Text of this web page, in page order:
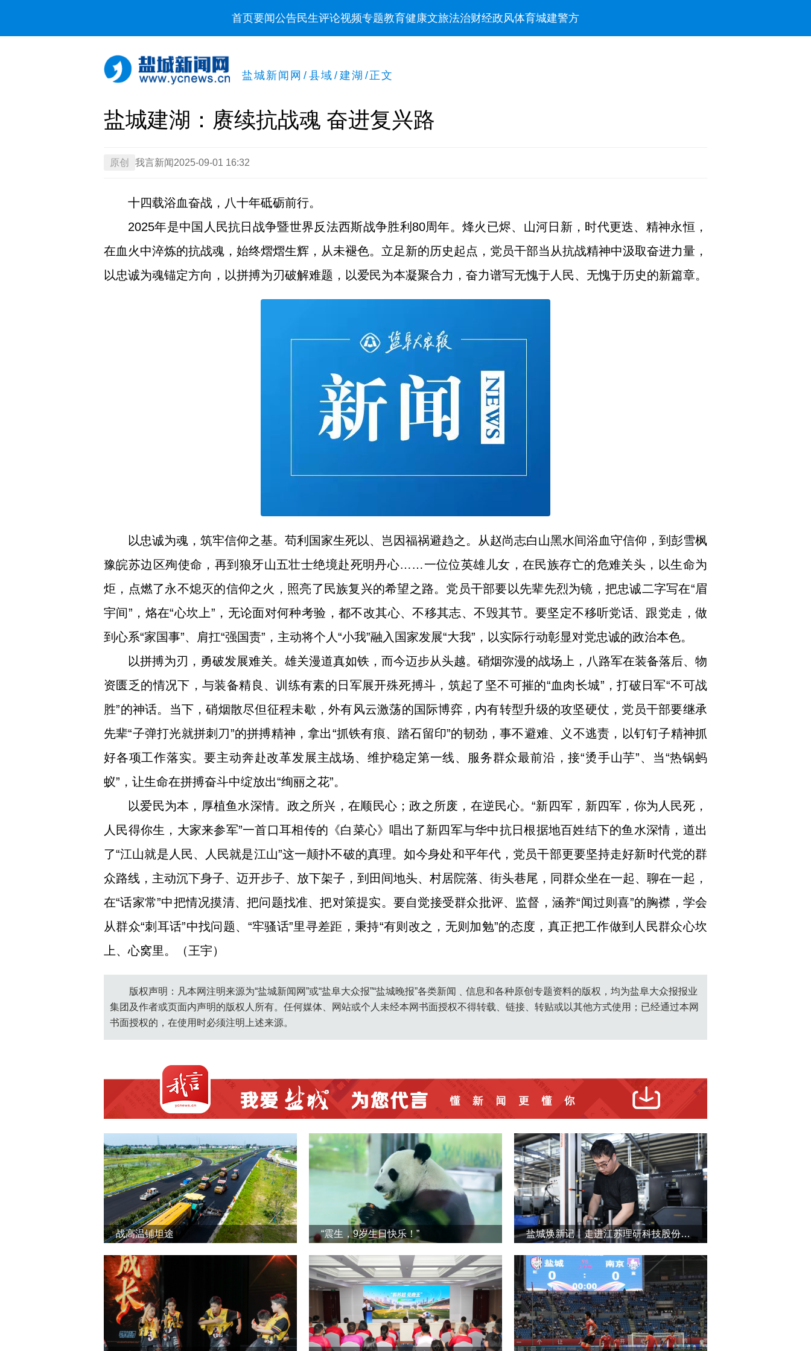
首页要闻公告民生评论视频专题教育健康文旅法治财经政风体育城建警方
盐城新闻网 / 县域 / 建湖 /正文
盐城建湖：赓续抗战魂 奋进复兴路
原创 我言新闻 2025-09-01 16:32
十四载浴血奋战，八十年砥砺前行。
2025年是中国人民抗日战争暨世界反法西斯战争胜利80周年。烽火已烬、山河日新，时代更迭、精神永恒，
在血火中淬炼的抗战魂，始终熠熠生辉，从未褪色。立足新的历史起点，党员干部当从抗战精神中汲取奋进力量，
以忠诚为魂锚定方向，以拼搏为刃破解难题，以爱民为本凝聚合力，奋力谱写无愧于人民、无愧于历史的新篇章。
以忠诚为魂，筑牢信仰之基。苟利国家生死以、岂因福祸避趋之。从赵尚志白山黑水间浴血守信仰，到彭雪枫
豫皖苏边区殉使命，再到狼牙山五壮士绝境赴死明丹心……一位位英雄儿女，在民族存亡的危难关头，以生命为
炬，点燃了永不熄灭的信仰之火，照亮了民族复兴的希望之路。党员干部要以先辈先烈为镜，把忠诚二字写在“眉
宇间”，烙在“心坎上”，无论面对何种考验，都不改其心、不移其志、不毁其节。要坚定不移听党话、跟党走，做
到心系“家国事”、肩扛“强国责”，主动将个人“小我”融入国家发展“大我”，以实际行动彰显对党忠诚的政治本色。
以拼搏为刃，勇破发展难关。雄关漫道真如铁，而今迈步从头越。硝烟弥漫的战场上，八路军在装备落后、物
资匮乏的情况下，与装备精良、训练有素的日军展开殊死搏斗，筑起了坚不可摧的“血肉长城”，打破日军“不可战
胜”的神话。当下，硝烟散尽但征程未歇，外有风云激荡的国际博弈，内有转型升级的攻坚硬仗，党员干部要继承
先辈“子弹打光就拼刺刀”的拼搏精神，拿出“抓铁有痕、踏石留印”的韧劲，事不避难、义不逃责，以钉钉子精神抓
好各项工作落实。要主动奔赴改革发展主战场、维护稳定第一线、服务群众最前沿，接“烫手山芋”、当“热锅蚂
蚁”，让生命在拼搏奋斗中绽放出“绚丽之花”。
以爱民为本，厚植鱼水深情。政之所兴，在顺民心；政之所废，在逆民心。“新四军，新四军，你为人民死，
人民得你生，大家来参军”一首口耳相传的《白菜心》唱出了新四军与华中抗日根据地百姓结下的鱼水深情，道出
了“江山就是人民、人民就是江山”这一颠扑不破的真理。如今身处和平年代，党员干部更要坚持走好新时代党的群
众路线，主动沉下身子、迈开步子、放下架子，到田间地头、村居院落、街头巷尾，同群众坐在一起、聊在一起，
在“话家常”中把情况摸清、把问题找准、把对策提实。要自觉接受群众批评、监督，涵养“闻过则喜”的胸襟，学会
从群众“刺耳话”中找问题、“牢骚话”里寻差距，秉持“有则改之，无则加勉”的态度，真正把工作做到人民群众心坎
上、心窝里。（王宇）
版权声明：凡本网注明来源为“盐城新闻网”或“盐阜大众报”“盐城晚报”各类新闻﹑信息和各种原创专题资料的版权，均为盐阜大众报报业
集团及作者或页面内声明的版权人所有。任何媒体、网站或个人未经本网书面授权不得转载、链接、转贴或以其他方式使用；已经通过本网
书面授权的，在使用时必须注明上述来源。
战高温铺坦途 “震生，9岁生日快乐！” 盐城焕新记丨走进江苏理研科技股份有限公司